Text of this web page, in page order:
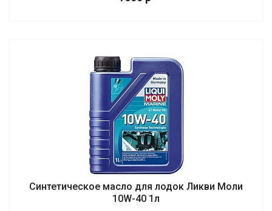
Синтетическое масло для лодок Ликви Моли
10W-40 1л